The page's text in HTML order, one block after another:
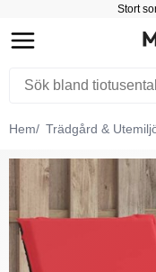
Stort
Hem Trädgård &